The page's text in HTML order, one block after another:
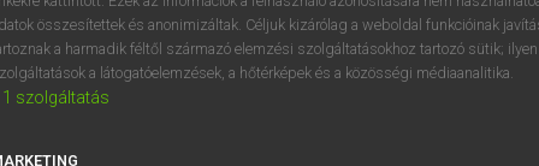
VAN ELŐFIZETÉSED?
megtekintéséhez.
összesítettek és anonimizáltak. Céljuk kizárólag a weboldal funkcióinak
a harmadik féltől származó elemzési szolgáltatásokhoz tartozó sütik;
a látogatóelemzések, a hőtérképek és a közösségi médiaanalitika.
1 szolgáltatás
í y x c v b n m , .